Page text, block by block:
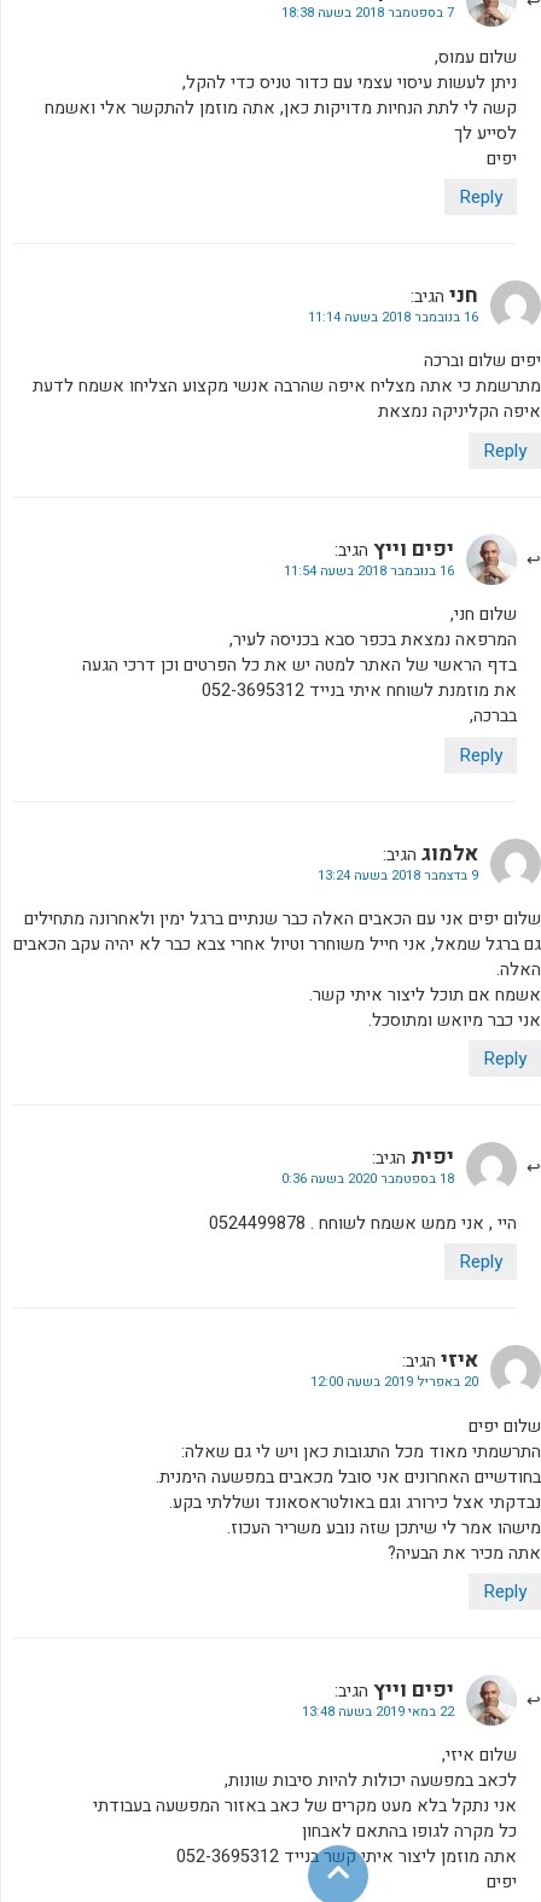
7 בספטמבר 2018 בשעה 18:38
שלום עמוס,
ניתן לעשות עיסוי עצמי עם כדור טניס כדי להקל,
קשה לי לתת הנחיות מדויקות כאן, אתה מוזמן להתקשר אלי ואשמח
לסייע לך
יפים
Reply
חני הגיב:
16 בנובמבר 2018 בשעה 11:14
יפים שלום וברכה
מתרשמת כי אתה מצליח איפה שהרבה אנשי מקצוע הצליחו אשמח לדעת
איפה הקליניקה נמצאת
Reply
יפים וייץ הגיב:
16 בנובמבר 2018 בשעה 11:54
שלום חני,
המרפאה נמצאת בכפר סבא בכניסה לעיר,
בדף הראשי של האתר למטה יש את כל הפרטים וכן דרכי הגעה
את מוזמנת לשוחח איתי בנייד 052-3695312
בברכה,
Reply
אלמוג הגיב:
9 בדצמבר 2018 בשעה 13:24
שלום יפים אני עם הכאבים האלה כבר שנתיים ברגל ימין ולאחרונה מתחילים
גם ברגל שמאל, אני חייל משוחרר וטיול אחרי צבא כבר לא יהיה עקב הכאבים
האלה.
אשמח אם תוכל ליצור איתי קשר.
אני כבר מיואש ומתוסכל.
Reply
יפית הגיב:
18 בספטמבר 2020 בשעה 0:36
היי , אני ממש אשמח לשוחח . 0524499878
Reply
איזי הגיב:
20 באפריל 2019 בשעה 12:00
שלום יפים
התרשמתי מאוד מכל התגובות כאן ויש לי גם שאלה:
בחודשיים האחרונים אני סובל מכאבים במפשעה הימנית.
נבדקתי אצל כירורג וגם באולטראסאונד ושללתי בקע.
מישהו אמר לי שיתכן שזה נובע משריר העכוז.
אתה מכיר את הבעיה?
Reply
יפים וייץ הגיב:
22 במאי 2019 בשעה 13:48
שלום איזי,
לכאב במפשעה יכולות להיות סיבות שונות,
אני נתקל בלא מעט מקרים של כאב באזור המפשעה בעבודתי
כל מקרה לגופו בהתאם לאבחון
אתה מוזמן ליצור איתי קשר בנייד 052-3695312
יפים